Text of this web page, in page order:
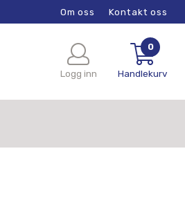
Om oss Kontakt oss
Logg inn
0
Handlekurv